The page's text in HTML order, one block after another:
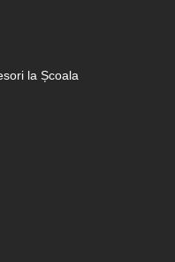
la Școala